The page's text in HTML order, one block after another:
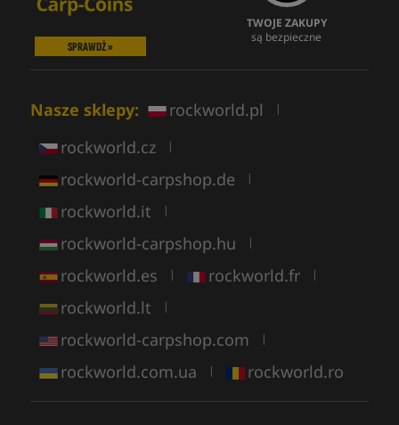
SPRAWDŹ »
TWOJE ZAKUPY
są bezpieczne
Nasze sklepy: rockworld.pl |
rockworld.cz |
rockworld-carpshop.de |
rockworld.it |
rockworld-carpshop.hu |
rockworld.es | rockworld.fr |
rockworld.lt |
rockworld-carpshop.com |
rockworld.com.ua | rockworld.ro